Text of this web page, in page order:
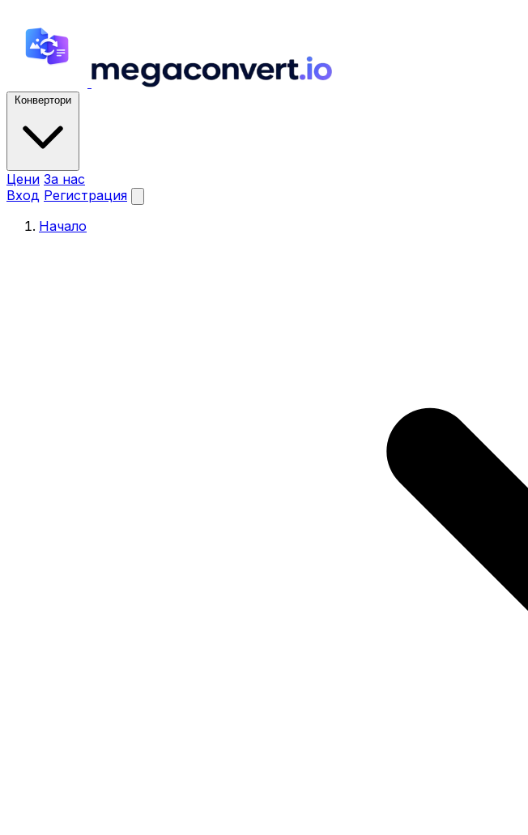
Конвертори
Цени За нас
Вход Регистрация
Начало